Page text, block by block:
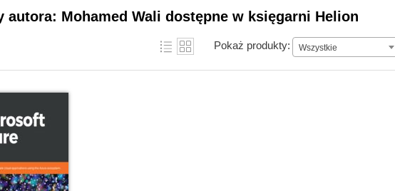
autora: Mohamed Wali dostępne w księgarni Helion
Pokaż produkty: Wszystkie